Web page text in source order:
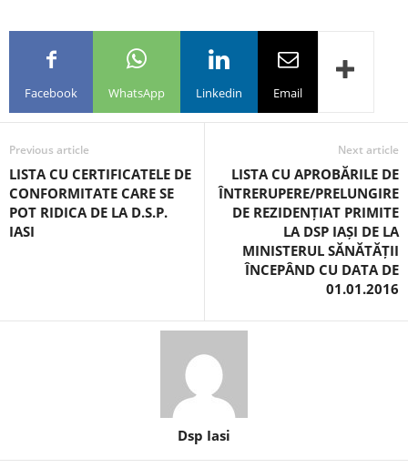
Facebook WhatsApp Linkedin Email
Previous article
LISTA CU CERTIFICATELE DE
CONFORMITATE CARE SE
POT RIDICA DE LA D.S.P.
IASI
Next article
LISTA CU APROBĂRILE DE
ÎNTRERUPERE/PRELUNGIRE
DE REZIDENȚIAT PRIMITE
LA DSP IAȘI DE LA
MINISTERUL SĂNĂTĂȚII
ÎNCEPÂND CU DATA DE
01.01.2016
Dsp Iasi